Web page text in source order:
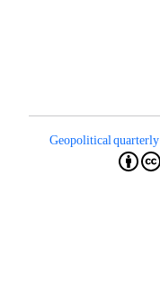
Geopolitical quarterly